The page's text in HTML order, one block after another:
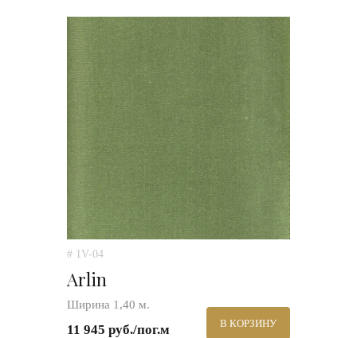
# 1V-04
Arlin
Ширина 1,40 м.
11 945 руб./пог.м В КОРЗИНУ